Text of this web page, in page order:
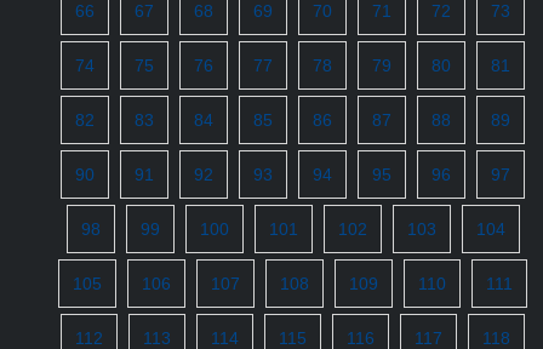
66 67 68 69 70 71 72 73
74 75 76 77 78 79 80 81
82 83 84 85 86 87 88 89
90 91 92 93 94 95 96 97
98 99 100 101 102 103 104
105 106 107 108 109 110 111
112 113 114 115 116 117 118